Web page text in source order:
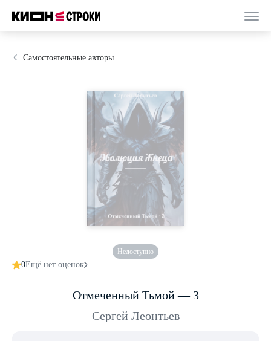
Самостоятельные авторы
Недоступно
0Ещё нет оценок
Отмеченный Тьмой — 3
Сергей Леонтьев